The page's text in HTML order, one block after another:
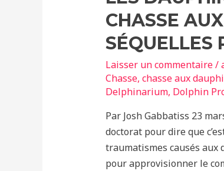
CHASSE
SÉQUELLES
Laisser un commentaire/
Chasse, chasse aux
Delphinarium, Dolphin
Par Josh Gabbatiss 23
doctorat pour dire que
traumatismes causés aux
pour approvisionner le